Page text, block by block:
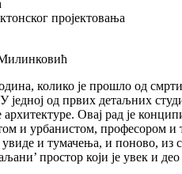
пројектовања
колико је прошло од
једној од првих детаљних
Овај рад је
и урбанистом, професором и
и тумачења, и поново, из
простор који је увек и део